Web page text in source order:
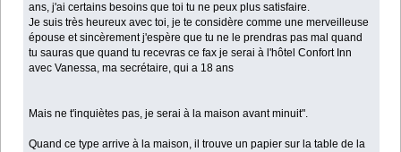
ans, j'ai certains besoins que toi tu ne peux plus satisfaire.
Je suis très heureux avec toi, je te considère comme une merveilleuse
épouse et sincèrement j'espère que tu ne le prendras pas mal quand
tu sauras que quand tu recevras ce fax je serai à l'hôtel Confort Inn
avec Vanessa, ma secrétaire, qui a 18 ans
Mais ne t'inquiètes pas, je serai à la maison avant minuit".
Quand ce type arrive à la maison, il trouve un papier sur la table de la